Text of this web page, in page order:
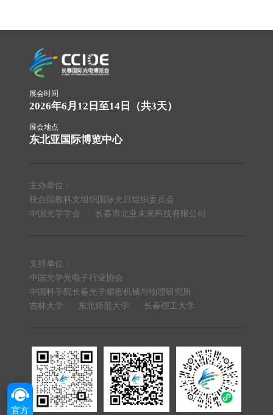
官方
展会时间
2026年6月12日至14日（共3天）
展会地点
东北亚国际博览中心
主办单位：
联合国教科文组织国际光日组织委员会
中国光学学会
长春市北亚未来科技有限公司
支持单位：
中国光学光电子行业协会
中国科学院长春光学精密机械与物理研究所
吉林大学
东北师范大学 长春理工大学